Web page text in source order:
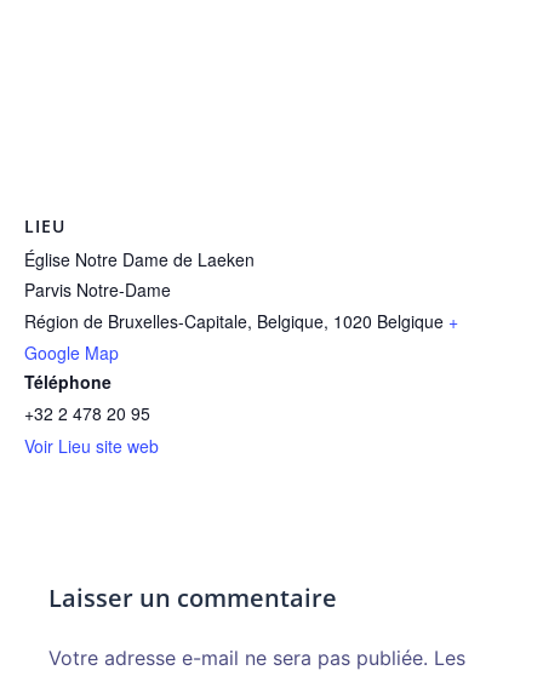
LIEU
Église Notre Dame de Laeken
Parvis Notre-Dame
Région de Bruxelles-Capitale, Belgique, 1020 Belgique +
Google Map
Téléphone
+32 2 478 20 95
Voir Lieu site web
Laisser un commentaire
Votre adresse e-mail ne sera pas publiée. Les
Alternative: